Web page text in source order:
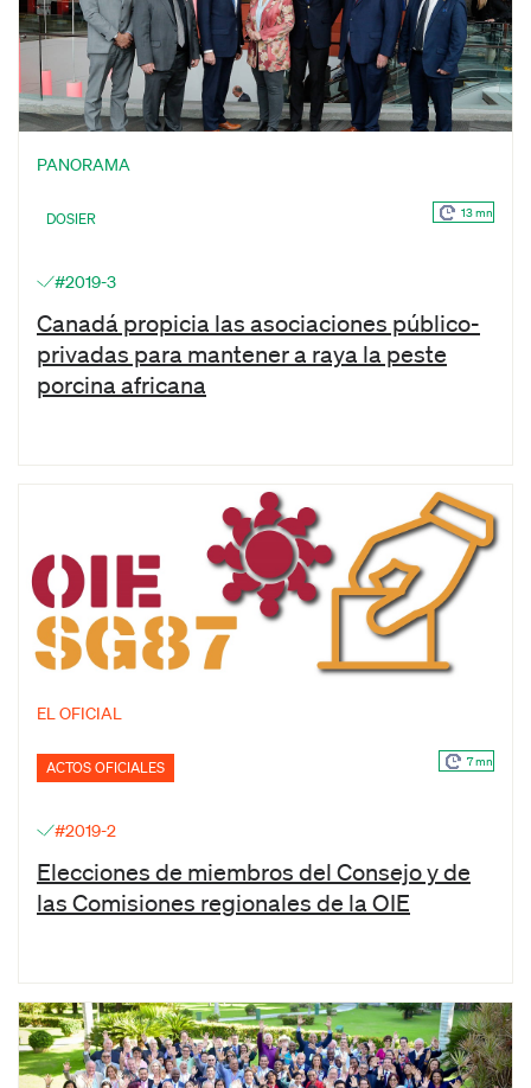
PANORAMA
DOSIER 13 mn
#2019-3
Canadá propicia las asociaciones público-
privadas para mantener a raya la peste
porcina africana
EL OFICIAL
ACTOS OFICIALES 7 mn
#2019-2
Elecciones de miembros del Consejo y de
las Comisiones regionales de la OIE